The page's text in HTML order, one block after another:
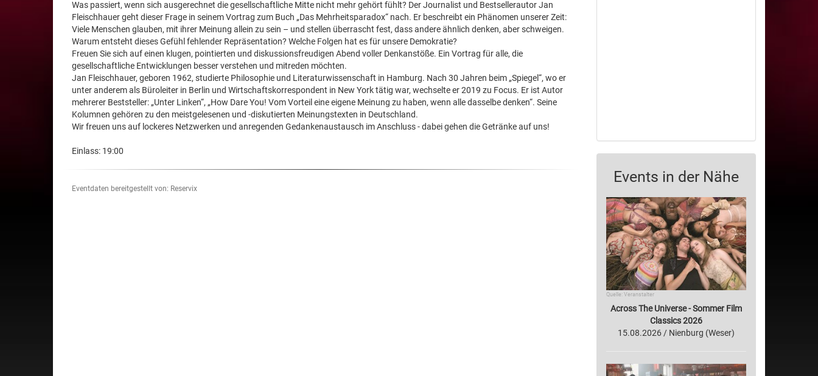
Was passiert, wenn sich ausgerechnet die gesellschaftliche Mitte nicht mehr gehört fühlt? Der Journalist und Bestsellerautor Jan
Fleischhauer geht dieser Frage in seinem Vortrag zum Buch „Das Mehrheitsparadox“ nach. Er beschreibt ein Phänomen unserer Zeit:
Viele Menschen glauben, mit ihrer Meinung allein zu sein – und stellen überrascht fest, dass andere ähnlich denken, aber schweigen.
Warum entsteht dieses Gefühl fehlender Repräsentation? Welche Folgen hat es für unsere Demokratie?
Freuen Sie sich auf einen klugen, pointierten und diskussionsfreudigen Abend voller Denkanstöße. Ein Vortrag für alle, die
gesellschaftliche Entwicklungen besser verstehen und mitreden möchten.
Jan Fleischhauer, geboren 1962, studierte Philosophie und Literaturwissenschaft in Hamburg. Nach 30 Jahren beim „Spiegel“, wo er
unter anderem als Büroleiter in Berlin und Wirtschaftskorrespondent in New York tätig war, wechselte er 2019 zu Focus. Er ist Autor
mehrerer Beststeller: „Unter Linken“, „How Dare You! Vom Vorteil eine eigene Meinung zu haben, wenn alle dasselbe denken“. Seine
Kolumnen gehören zu den meistgelesenen und -diskutierten Meinungstexten in Deutschland.
Wir freuen uns auf lockeres Netzwerken und anregenden Gedankenaustausch im Anschluss - dabei gehen die Getränke auf uns!
Einlass: 19:00
Eventdaten bereitgestellt von: Reservix
Events in der Nähe
Quelle: Veranstalter
Across The Universe - Sommer Film
Classics 2026
15.08.2026 / Nienburg (Weser)